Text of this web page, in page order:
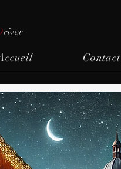
river
Contact